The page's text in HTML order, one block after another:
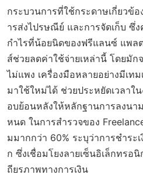
กระบวนการที่ใช้กระดาษเกี่ยวข้
ารส่งไปรษณีย์ และการจัดเก็บ ซึ่
กำไรที่น้อยนิดของฟรีแลนซ์ แพล
ส์ช่วยลดค่าใช้จ่ายเหล่านี้ โดยมัก
ไม่แพง เครื่องมือหลายอย่างมีเ
มาใช้ใหม่ได้ ช่วยประหยัดเวลาใ
อบย้อนหลังให้หลักฐานการลงนา
หนด ในการสำรวจของ
มมากกว่า 60% ระบุว่าการชำระ
ก ซึ่งเชื่อมโยงลายเซ็นอิเล็กทรอ
ถียรภาพทางการเงิน